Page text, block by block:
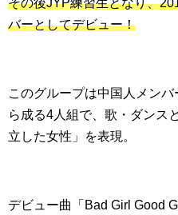
バーとしてデビュー！
このグループは中国人メン
ら成る4人組で、歌・ダンス
立した女性」を表現。
デビュー曲「Bad Girl Good